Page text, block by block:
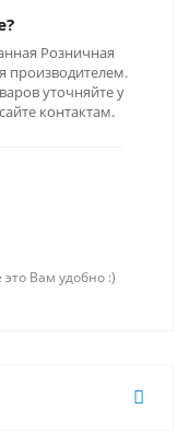
Розничная
производителем.
уточняйте у
контактам.
Вам удобно :)